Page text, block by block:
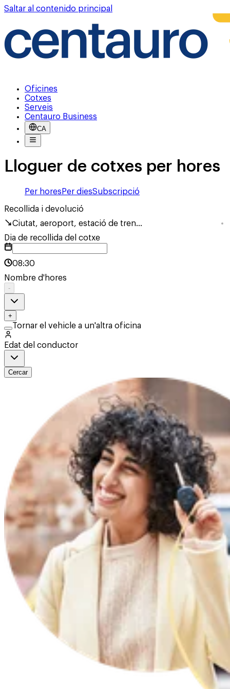
Saltar al contenido principal
Oficines
Cotxes
Serveis
Centauro Business
CA
Lloguer de cotxes per hores
Per hores Per diesSubscripció
Recollida i devolució
Ciutat, aeroport, estació de tren...
Dia de recollida del cotxe
08:30
Nombre d'hores
-
+
Tornar el vehicle a un'altra oficina
Edat del conductor
Cercar